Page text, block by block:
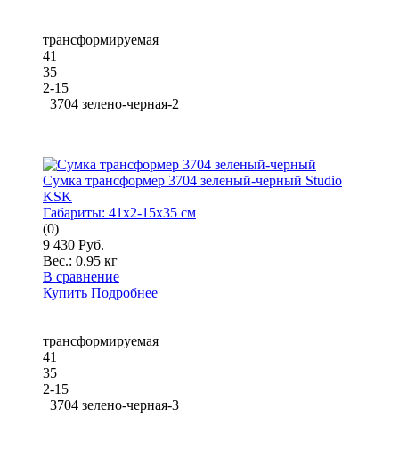
трансформируемая
41
35
2-15
3704 зелено-черная-2
Сумка трансформер 3704 зеленый-черный Studio
KSK
Габариты: 41x2-15x35 см
(0)
9 430 Руб.
Вес.: 0.95 кг
В сравнение
Купить Подробнее
трансформируемая
41
35
2-15
3704 зелено-черная-3